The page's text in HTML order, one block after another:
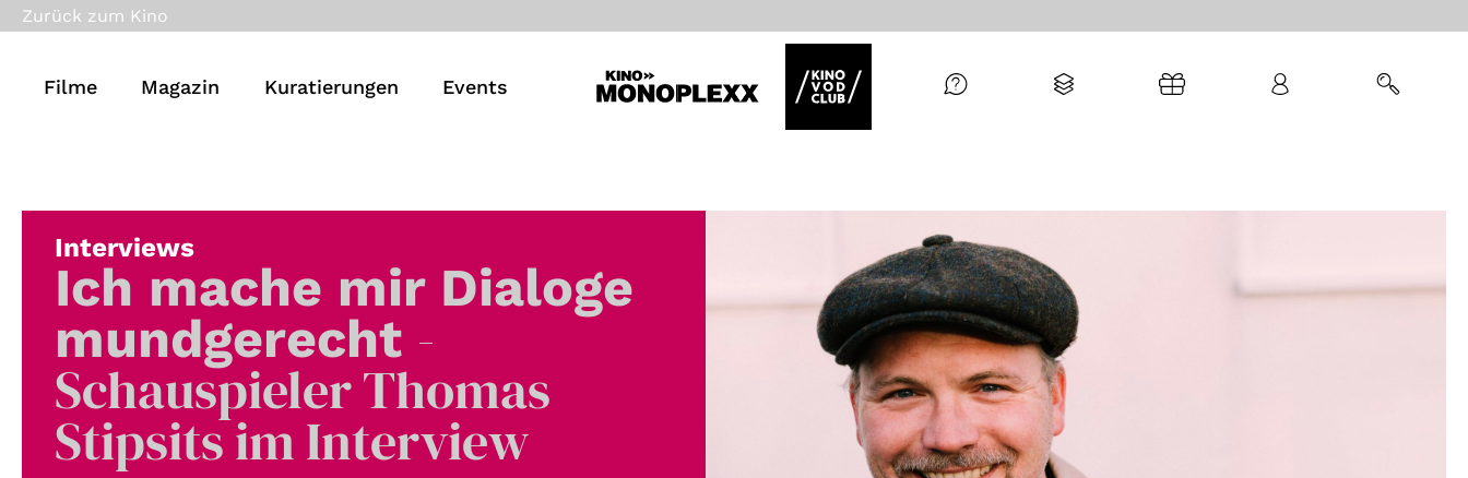
Events
Zurück zum Kino
Filme Magazin Kuratierungen Events
Interviews
Ich mache mir Dialoge
mundgerecht -
Schauspieler Thomas
Stipsits im Interview